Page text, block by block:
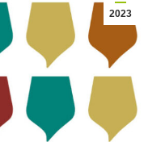
2023